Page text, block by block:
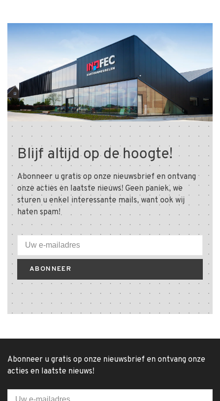
Blijf altijd op de hoogte!
Abonneer u gratis op onze nieuwsbrief en ontvang
onze acties en laatste nieuws! Geen paniek, we
sturen u enkel interessante mails, want ook wij
haten spam!
ABONNEER
Abonneer u gratis op onze nieuwsbrief en ontvang onze
acties en laatste nieuws!